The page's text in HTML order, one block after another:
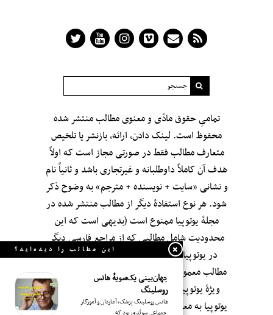
تمامیِ حقوق مادّی و معنوی مطالب منتشر شده
محفوظ است. لینک دادن، ارائه، بازنشر یا تلخیص
متعارف مطالب فقط در صورتی مجاز است که اولاً
هدف آن کاملاً داوطلبانه و غیرتجاری باشد و ثانیاً نام
و نشانی «سایت + نویسنده + مترجم» به وضوح ذکر
شود. هر نوع استفادهٔ دیگر از مطالب منتشر شده در
مجلهٔ یوتوپیا ممنوع است (بدیهی است که این
محدودیت شامل مطالبی که از مراجعِ فارسی دیگر
در یوتوپیا بازنشر شده‌اند نمی‌شود؛ اگر چه این
مطالب معمولاً با صرف وقت و سلیقه و با «ویرایش»
ویژهٔ یوتوپیا بازنشر می‌شوند.). انتشار مطالب در
یوتوپیا به معنای تأییدِ بی‌قید‌ و شرطِ محتوای آن‌ها و
این مطالب را دیده‌اید؟
جهان‌بینی یک‌سویهٔ هانس
روسلینگ
هانس روسلینگ پزشک، آماردان و آموزگارِ
اجتماعیِ سوئدی بود که